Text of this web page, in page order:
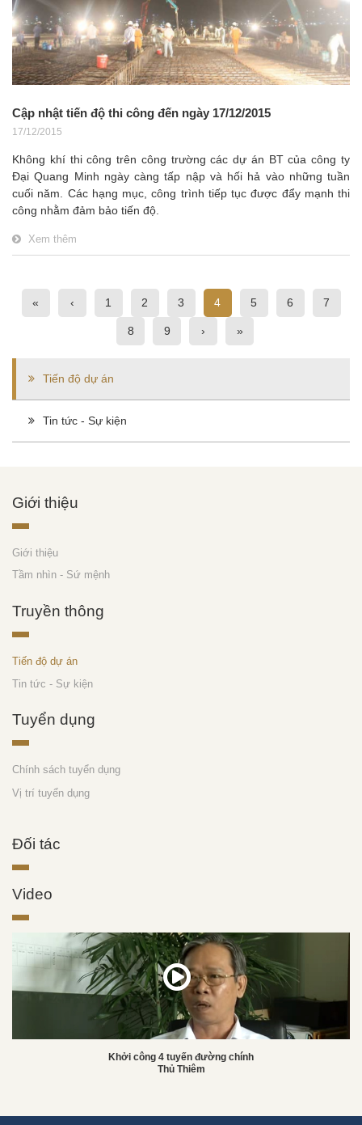
Cập nhật tiến độ thi công đến ngày 17/12/2015
17/12/2015
Không khí thi công trên công trường các dự án BT của công ty
Đại Quang Minh ngày càng tấp nập và hối hả vào những tuần
cuối năm. Các hạng mục, công trình tiếp tục được đẩy mạnh thi
công nhằm đảm bảo tiến độ.
Xem thêm
« ‹ 1 2 3 4 5 6 7
8 9 › »
Tiến độ dự án
Tin tức - Sự kiện
Giới thiệu
Giới thiệu
Tầm nhìn - Sứ mệnh
Truyền thông
Tiến độ dự án
Tin tức - Sự kiện
Tuyển dụng
Chính sách tuyển dụng
Vị trí tuyển dụng
Đối tác
Video
Khởi công 4 tuyến đường chính
Thủ Thiêm